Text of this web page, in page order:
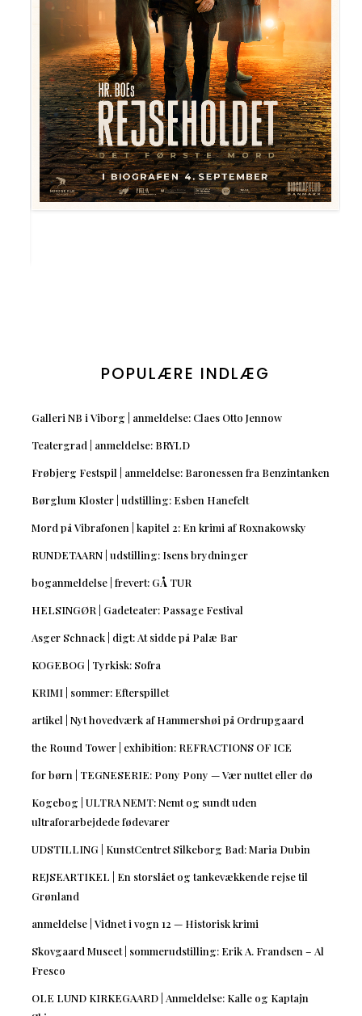
POPULÆRE INDLÆG
Galleri NB i Viborg | anmeldelse: Claes Otto Jennow
Teatergrad | anmeldelse: BRYLD
Frøbjerg Festspil | anmeldelse: Baronessen fra Benzintanken
Børglum Kloster | udstilling: Esben Hanefelt
Mord på Vibrafonen | kapitel 2: En krimi af Roxnakowsky
RUNDETAARN | udstilling: Isens brydninger
boganmeldelse | frevert: GÅ TUR
HELSINGØR | Gadeteater: Passage Festival
Asger Schnack | digt: At sidde på Palæ Bar
KOGEBOG | Tyrkisk: Sofra
KRIMI | sommer: Efterspillet
artikel | Nyt hovedværk af Hammershøi på Ordrupgaard
the Round Tower | exhibition: REFRACTIONS OF ICE
for børn | TEGNESERIE: Pony Pony — Vær nuttet eller dø
Kogebog | ULTRA NEMT: Nemt og sundt uden
ultraforarbejdede fødevarer
UDSTILLING | KunstCentret Silkeborg Bad: Maria Dubin
REJSEARTIKEL | En storslået og tankevækkende rejse til
Grønland
anmeldelse | Vidnet i vogn 12 — Historisk krimi
Skovgaard Museet | sommerudstilling: Erik A. Frandsen – Al
Fresco
OLE LUND KIRKEGAARD | Anmeldelse: Kalle og Kaptajn